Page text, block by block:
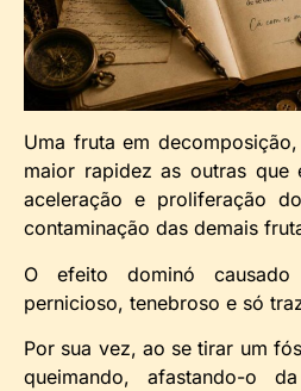
Uma fruta em
maior rapidez as outras que
aceleração e proliferação
contaminação das demais
O efeito dominó
pernicioso, tenebroso e só
Por sua vez, ao se tirar um
queimando, afastando-o